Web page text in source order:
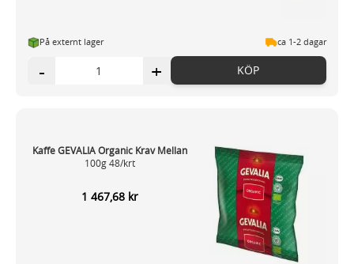
På externt lager ca 1-2 dagar
- + KÖP
Kaffe GEVALIA Organic Krav Mellan
100g 48/krt
1 467,68 kr